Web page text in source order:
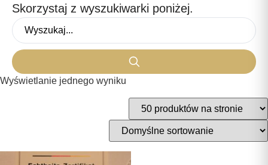
Skorzystaj z wyszukiwarki poniżej.
Wyświetlanie jednego wyniku